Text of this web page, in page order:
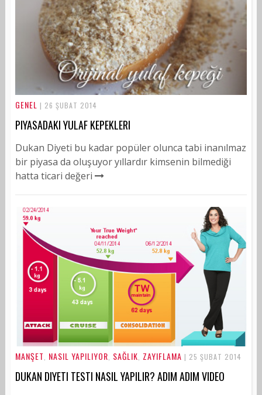
GENEL | 26 ŞUBAT 2014
PIYASADAKI YULAF KEPEKLERI
Dukan Diyeti bu kadar popüler olunca tabi inanılmaz
bir piyasa da oluşuyor yıllardır kimsenin bilmediği
hatta ticari değeri
MANŞET NASIL YAPILIYOR SAĞLIK ZAYIFLAMA | 25 ŞUBAT 2014
DUKAN DIYETI TESTI NASIL YAPILIR? ADIM ADIM VIDEO